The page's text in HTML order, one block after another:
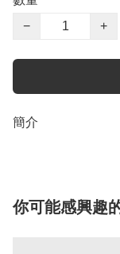
−
+
簡介
你可能感興趣